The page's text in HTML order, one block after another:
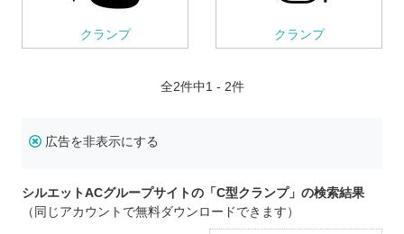
クランプ クランプ
全2件中1 - 2件
広告を非表示にする
シルエットACグループサイトの「C型クランプ」の検索結果
（同じアカウントで無料ダウンロードできます）